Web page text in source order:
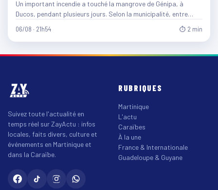
Un important incendie a touché la mangrove de Génipa, à
Ducos, pendant plusieurs jours. Selon la municipalité, entre…
06/08 · 21h54 ⏱ 2 min
Suivez toute l'actualité en
temps réel sur ZayActu : infos
locales, faits divers, culture et
événements en Martinique et
dans la Caraïbe.
RUBRIQUES
Martinique
L'actu
Caraïbes
À la une
France & Internationale
Guadeloupe & Guyane